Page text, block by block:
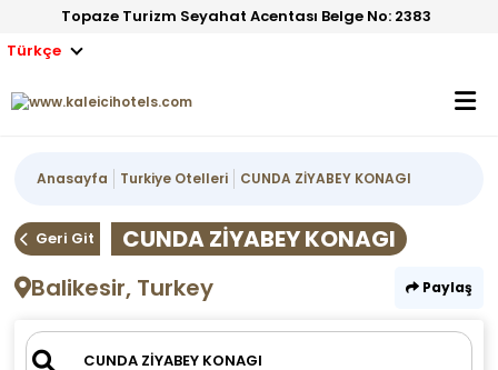
Topaze Turizm Seyahat Acentası Belge No: 2383
Türkçe
Anasayfa Turkiye Otelleri CUNDA ZİYABEY KONAGI
Geri Git
CUNDA ZİYABEY KONAGI
Balikesir, Turkey
Paylaş